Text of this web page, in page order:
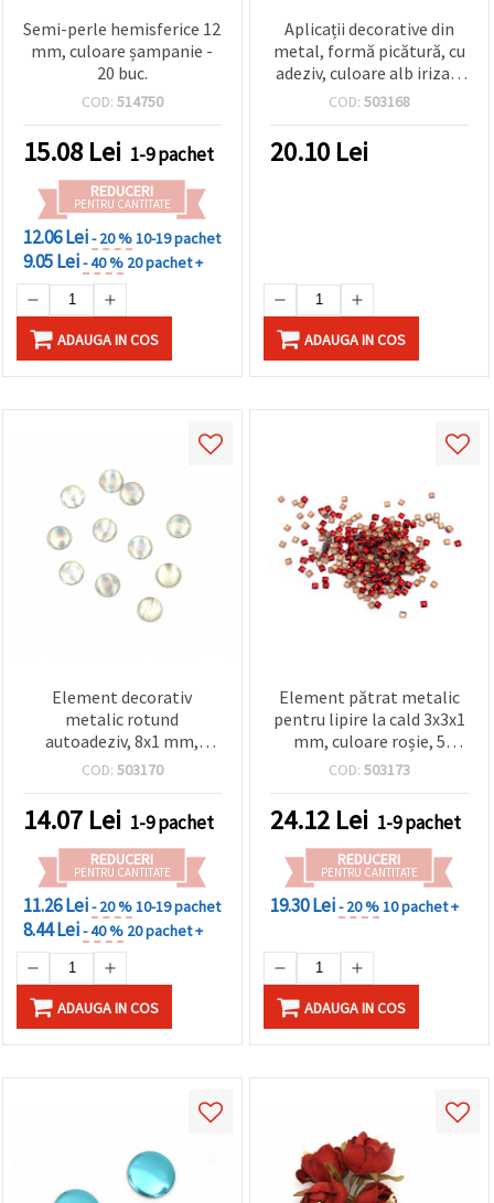
Semi-perle hemisferice 12
mm, culoare șampanie -
20 buc.
COD: 514750
15.08 Lei 1-9 pachet
REDUCERI
PENTRU CANTITATE
12.06 Lei- 20 %10-19 pachet
9.05 Lei- 40 % 20 pachet +
ADAUGA IN COS
Aplicații decorative din
metal, formă picătură, cu
adeziv, culoare alb irizat,
8x13x1 mm, 50 buc.
COD: 503168
20.10 Lei
ADAUGA IN COS
Element decorativ
metalic rotund
autoadeziv, 8x1 mm,
culoare curcubeu - 50
COD: 503170
14.07 Lei 1-9 pachet
REDUCERI
PENTRU CANTITATE
11.26 Lei- 20 %10-19 pachet
8.44 Lei- 40 % 20 pachet +
ADAUGA IN COS
Element pătrat metalic
pentru lipire la cald 3x3x1
mm, culoare roșie, 5
grame ~500 buc.
COD: 503173
24.12 Lei 1-9 pachet
REDUCERI
PENTRU CANTITATE
19.30 Lei- 20 %10 pachet +
ADAUGA IN COS